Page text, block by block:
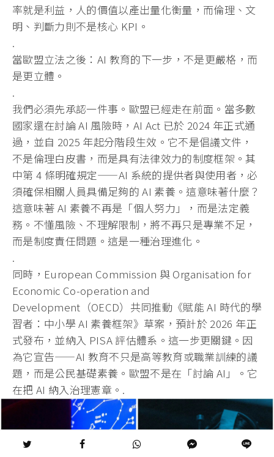
率就是利益，人的價值以產出量化衡量，而倫理、 文
明、判斷力則不是核心 KPI。
.
當歐盟立法之後：AI 教育的下一步，不是更嚴格，而
是更立體。
.
我們必須先承認一件事。歐盟已經走在前面。當多數
國家還在討論 AI 風險時，AI Act 已於 2024 年正式通
過，並自 2025 年起分階段生效。它不是倡議文件，
不是倫理白皮書， 而是具有法律效力的制度框架。其
中第 4 條明確規定——AI 系統的提供者與使用者，必
須確保相關人員具備足夠的 AI 素養。這意味著什麼？
這意味著 AI 素養不再是「個人努力」，而是法定義
務。不懂風險、不理解限制， 將不再只是專業不足，
而是制度責任問題。這是一種治理進化。
.
同時，European Commission 與 Organisation for
Economic Co-operation and
Development（OECD）共同推動《賦能 AI 時代的學
習者：中小學 AI 素養框架》草案，預計於 2026 年正
式發布，並納入 PISA 評估體系。這一步更關鍵。因
為它宣告——AI 教育不只是高等教育或職業訓練的議
題，而是公民基礎素養。 歐盟不是在「討論 AI」。它
在把 AI 納入治理憲章。.